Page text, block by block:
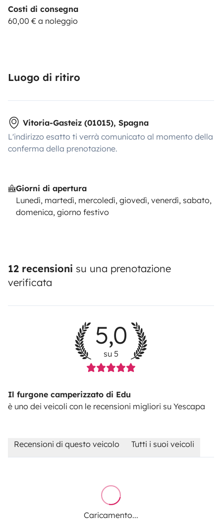
Costi di consegna
60,00 € a noleggio
Luogo di ritiro
Vitoria-Gasteiz (01015), Spagna
L'indirizzo esatto ti verrà comunicato al momento della
conferma della prenotazione.
Giorni di apertura
Lunedì, martedì, mercoledì, giovedì, venerdì, sabato,
domenica, giorno festivo
12 recensioni su una prenotazione
verificata
5,0
su 5
Il furgone camperizzato di Edu
è uno dei veicoli con le recensioni migliori su Yescapa
Recensioni di questo veicolo Tutti i suoi veicoli
Caricamento...